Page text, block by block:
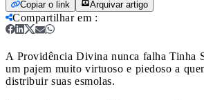
Copiar o link Arquivar artigo
Compartilhar em :
A Providência Divina nunca falha Tinha
um pajem muito virtuoso e piedoso a
distribuir suas esmolas.